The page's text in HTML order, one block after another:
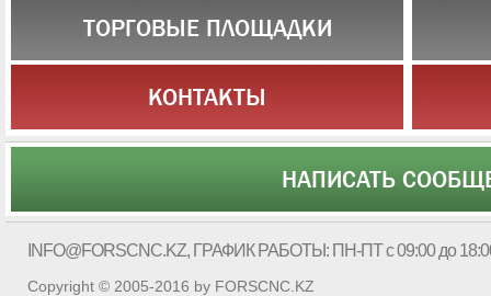
ТОРГОВЫЕ ПЛОЩАДКИ
КОНТАКТЫ
НАПИСАТЬ
INFO@FORSCNC.KZ, ГРАФИК РАБОТЫ: ПН-ПТ с 09:00 до
Copyright © 2005-2016 by FORSCNC.KZ